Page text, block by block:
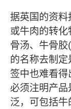
据英国的资
或牛肉的转
骨汤、牛骨
的名称去制
签中也难看
必须注明产
泛，可包括牛